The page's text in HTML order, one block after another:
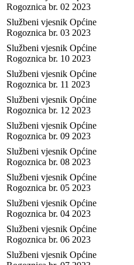
Rogoznica br. 02 2023
Službeni vjesnik Općine
Rogoznica br. 03 2023
Službeni vjesnik Općine
Rogoznica br. 10 2023
Službeni vjesnik Općine
Rogoznica br. 11 2023
Službeni vjesnik Općine
Rogoznica br. 12 2023
Službeni vjesnik Općine
Rogoznica br. 09 2023
Službeni vjesnik Općine
Rogoznica br. 08 2023
Službeni vjesnik Općine
Rogoznica br. 05 2023
Službeni vjesnik Općine
Rogoznica br. 04 2023
Službeni vjesnik Općine
Rogoznica br. 06 2023
Službeni vjesnik Općine